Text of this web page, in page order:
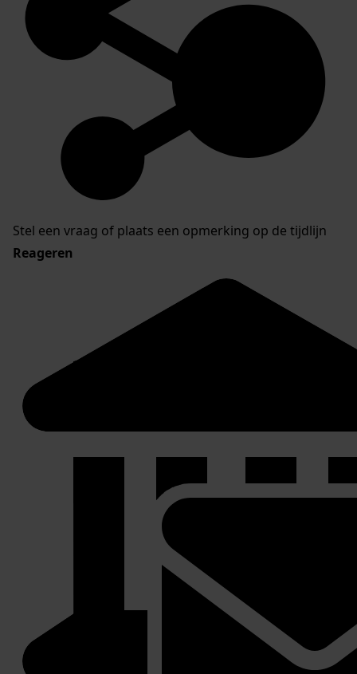
Stel een vraag of plaats een opmerking op de tijdlijn
Reageren